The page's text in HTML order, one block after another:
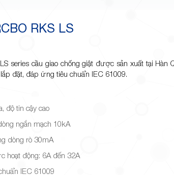
RKS LS
series cầu giao chống giật được sản xuất tại Hàn
đặt, đáp ứng tiêu chuẩn IEC 61009.
độ tin cậy cao
ngắn mạch 10kA
dòng rò 30mA
hoạt động: 6A đến 32A
IEC 61009